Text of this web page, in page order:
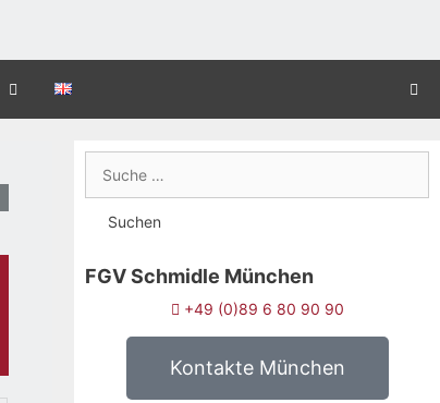
FGV Schmidle München
+49 (0)89 6 80 90 90
Kontakte München